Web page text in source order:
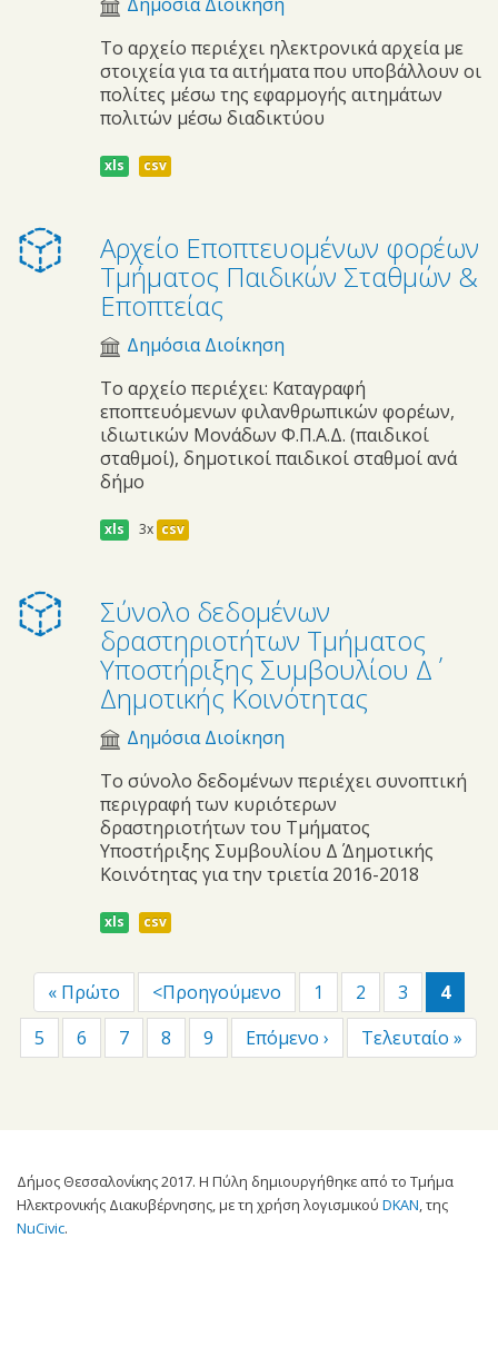
Το αρχείο περιέχει ηλεκτρονικά αρχεία με
στοιχεία για τα αιτήματα που υποβάλλουν οι
πολίτες μέσω της εφαρμογής αιτημάτων
πολιτών μέσω διαδικτύου
xls csv
Αρχείο Εποπτευομένων φορέων
Τμήματος Παιδικών Σταθμών &
Εποπτείας
Δημόσια Διοίκηση
Το αρχείο περιέχει: Καταγραφή
εποπτευόμενων φιλανθρωπικών φορέων,
ιδιωτικών Μονάδων Φ.Π.Α.Δ. (παιδικοί
σταθμοί), δημοτικοί παιδικοί σταθμοί ανά
δήμο
xls 3x csv
Σύνολο δεδομένων
δραστηριοτήτων Τμήματος
Υποστήριξης Συμβουλίου Δ΄
Δημοτικής Κοινότητας
Δημόσια Διοίκηση
Το σύνολο δεδομένων περιέχει συνοπτική
περιγραφή των κυριότερων
δραστηριοτήτων του Τμήματος
Υποστήριξης Συμβουλίου Δ΄ Δημοτικής
Κοινότητας για την τριετία 2016-2018
xls csv
« Πρώτο <Προηγούμενο 1 2 3
4
5
6 7 8 9 Επόμενο › Τελευταίο »
Δήμος Θεσσαλονίκης 2017. Η Πύλη δημιουργήθηκε από το Τμήμα
Ηλεκτρονικής Διακυβέρνησης, με τη χρήση λογισμικού DKAN, της
NuCivic.